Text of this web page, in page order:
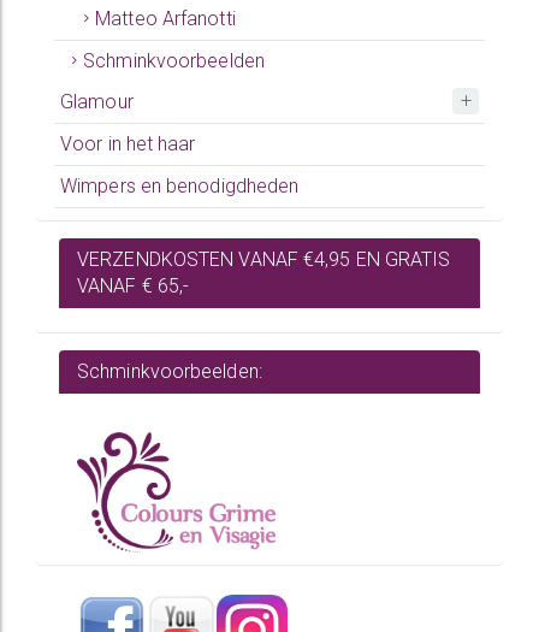
Matteo Arfanotti
Schminkvoorbeelden
Glamour
Voor in het haar
Wimpers en benodigdheden
VERZENDKOSTEN VANAF €4,95 EN GRATIS
VANAF € 65,-
Schminkvoorbeelden: